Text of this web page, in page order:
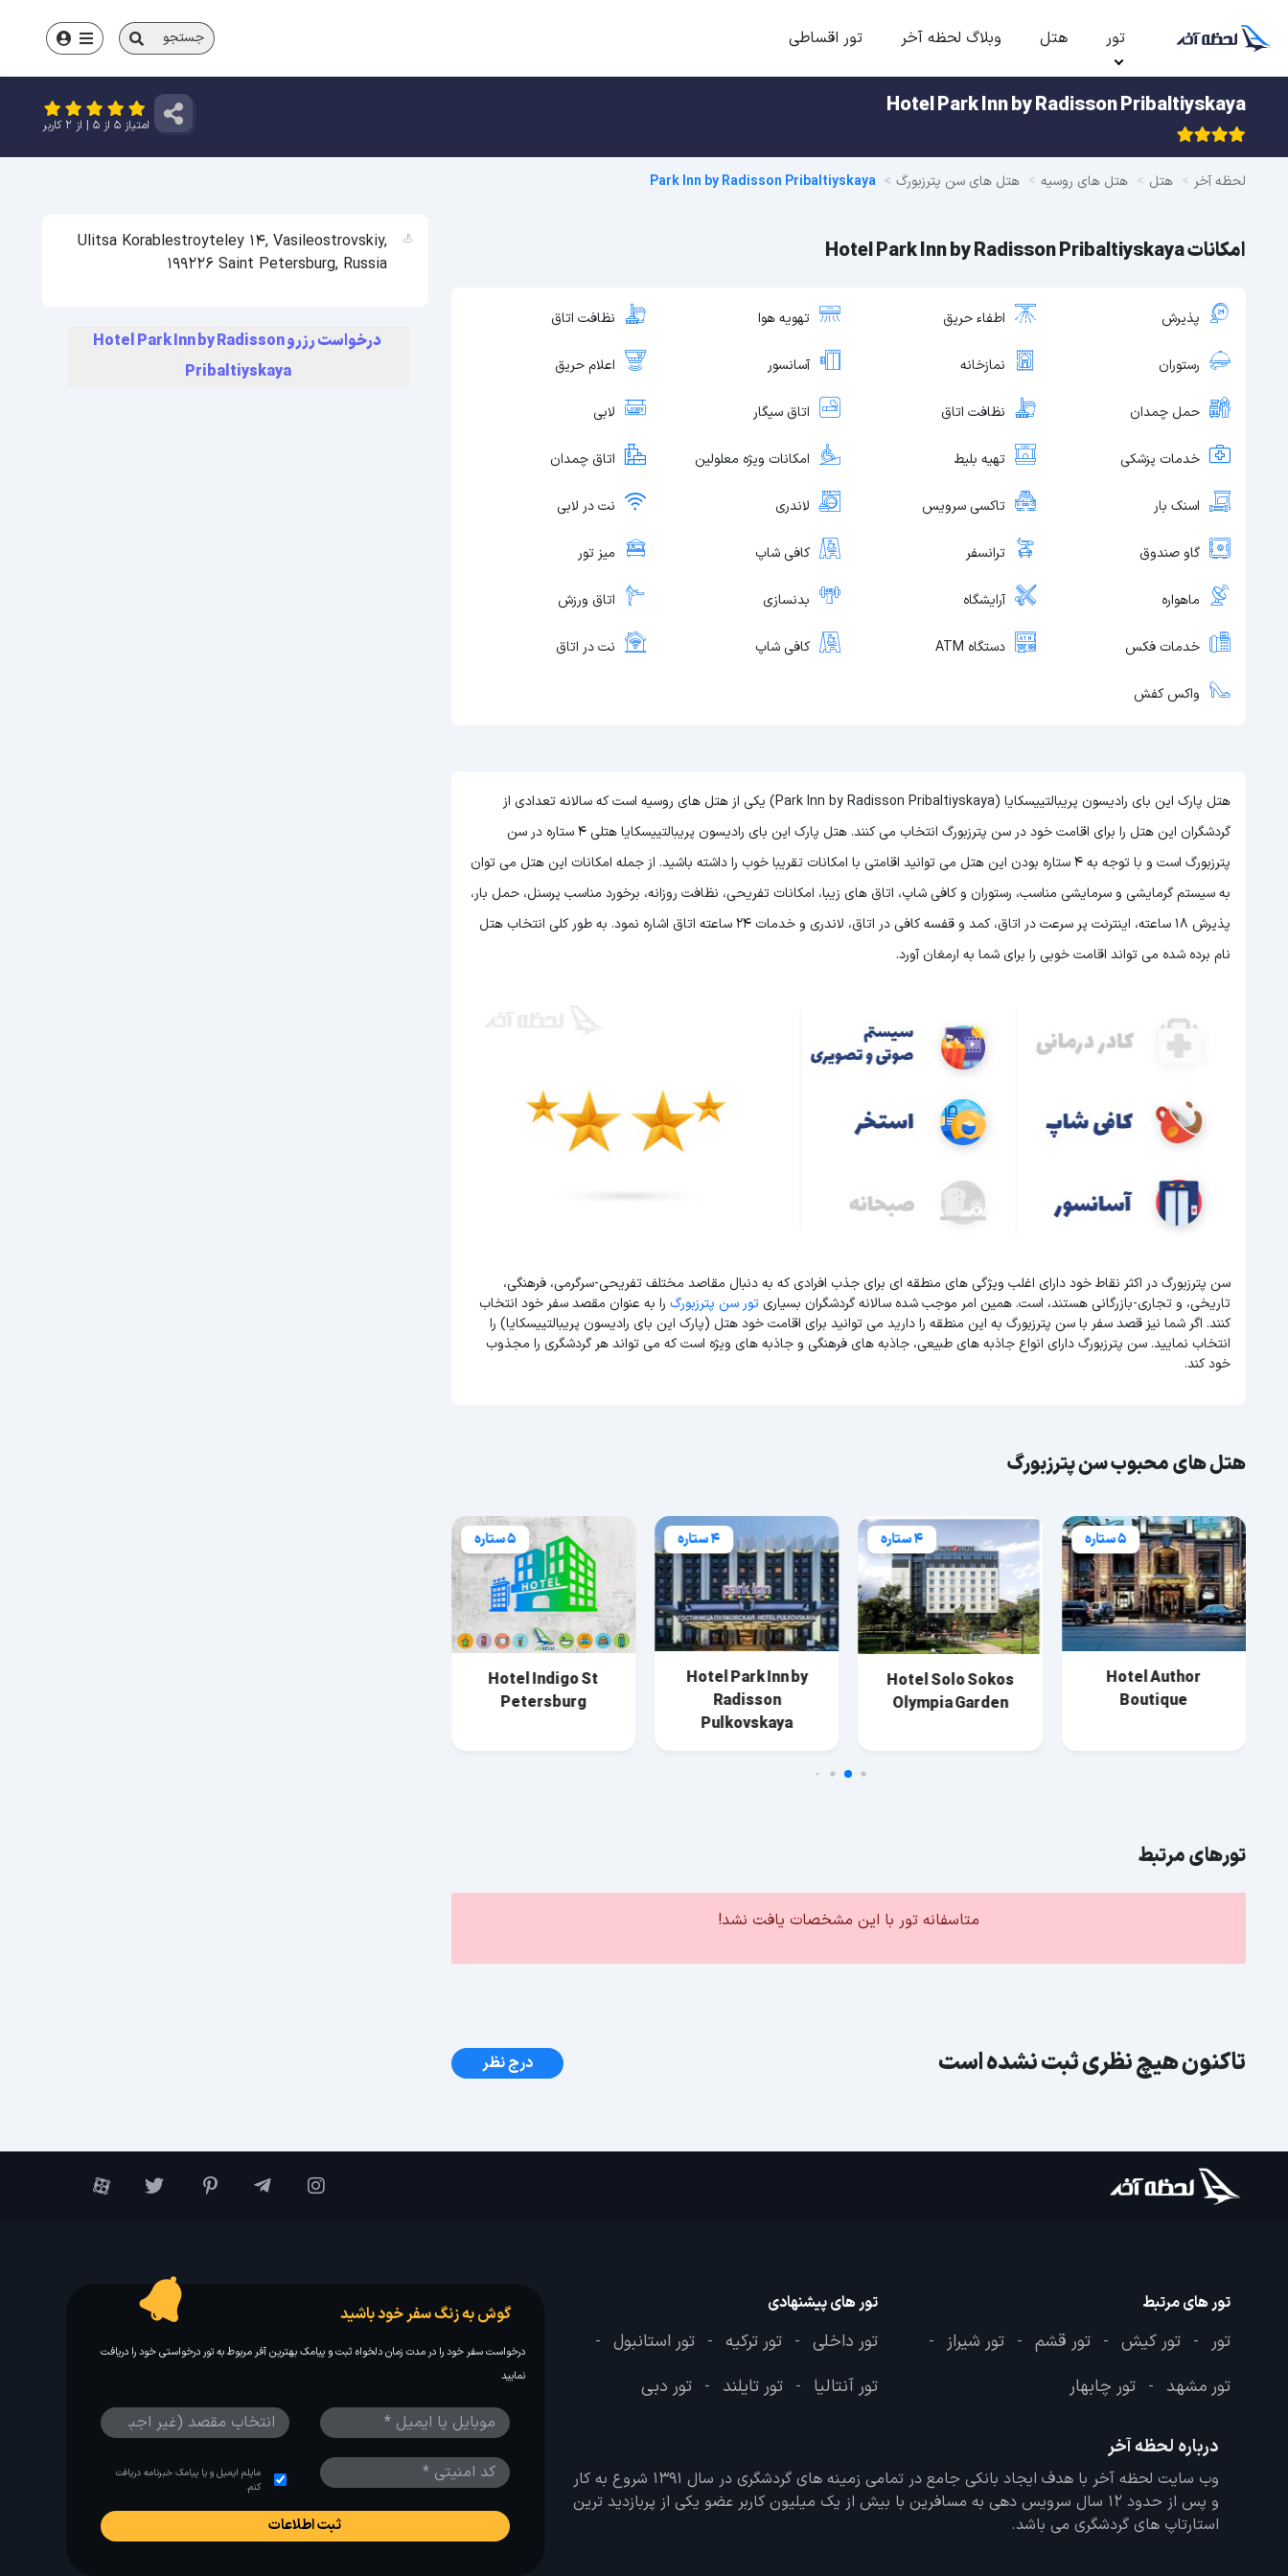
تور هتل وبلاگ لحظه آخر تور اقساطی جستجو
Hotel Park Inn by Radisson Pribaltiyskaya
امتیاز 5 از 5 | از 2 کاربر
لحظه آخر هتل هتل های روسیه هتل های سن پترزبورگ Park Inn by Radisson Pribaltiyskaya
امکانات Hotel Park Inn by Radisson Pribaltiyskaya
پذیرش اطفاء حریق تهویه هوا نظافت اتاق
رستوران نمازخانه آسانسور اعلام حریق
حمل چمدان نظافت اتاق اتاق سیگار لابی
خدمات پزشکی تهیه بلیط امکانات ویژه معلولین اتاق چمدان
اسنک بار تاکسی سرویس لاندری نت در لابی
گاو صندوق ترانسفر کافی شاپ میز تور
ماهواره آرایشگاه بدنسازی اتاق ورزش
خدمات فکس دستگاه ATM کافی شاپ نت در اتاق
واکس کفش
هتل پارک این بای رادیسون پریبالتییسکایا (Park Inn by Radisson Pribaltiyskaya) یکی از هتل های روسیه است که سالانه تعدادی از
گردشگران این هتل را برای اقامت خود در سن پترزبورگ انتخاب می کنند. هتل پارک این بای رادیسون پریبالتییسکایا هتلی 4 ستاره در سن
پترزبورگ است و با توجه به 4 ستاره بودن این هتل
می توانید اقامتی با امکانات تقریبا خوب را داشته باشید. از جمله امکانات این هتل می توان
به سیستم گرمایشی و سرمایشی مناسب، رستوران و کافی شاپ، اتاق های زیبا، امکانات تفریحی، نظافت روزانه، برخورد مناسب پرسنل، حمل بار،
پذیرش 18 ساعته، اینترنت پر سرعت در اتاق، کمد و قفسه کافی در اتاق، لاندری و خدمات 24 ساعته اتاق اشاره نمود. به طور کلی انتخاب هتل
نام برده شده می تواند اقامت خوبی را برای شما به ارمغان آورد.
سن پترزبورگ در اکثر نقاط خود دارای اغلب ویژگی های منطقه ای برای جذب افرادی که به دنبال مقاصد مختلف تفریحی-سرگرمی، فرهنگی،
تاریخی، و تجاری-بازرگانی هستند، است. همین امر موجب شده سالانه گردشگران بسیاریتور سن پترزبورگ را به عنوان مقصد سفر خود انتخاب
کنند. اگر شما نیز قصد سفر با سن پترزبورگ به این منطقه را دارید می توانید برای اقامت خود هتل (پارک این بای رادیسون پریبالتییسکایا) را
انتخاب نمایید. سن پترزبورگ دارای انواع جاذبه های طبیعی، جاذبه های فرهنگی و جاذبه های ویژه است که می تواند هر گردشگری را مجذوب
خود کند.
هتل های محبوب سن پترزبورگ
5 ستاره
Hotel Author
Boutique
4 ستاره
Hotel Solo Sokos
Olympia Garden
4 ستاره
Hotel Park Inn by
Radisson
Pulkovskaya
5 ستاره
Hotel Indigo St
Petersburg
تورهای مرتبط
متاسفانه تور با این مشخصات یافت نشد!
تاکنون هیچ نظری ثبت نشده است درج نظر
Ulitsa Korablestroyteley 14, Vasileostrovskiy,
199226 Saint Petersburg, Russia
درخواست رزرو Hotel Park Inn by Radisson
Pribaltiyskaya
تور های مرتبط
تور - تور کیش - تور قشم - تور شیراز -
تور مشهد - تور چابهار
تور های پیشنهادی
تور داخلی - تور ترکیه - تور استانبول -
تور آنتالیا - تور تایلند - تور دبی
درباره لحظه آخر
وب سایت لحظه آخر با هدف ایجاد بانکی جامع در تمامی زمینه های گردشگری در سال 1391 شروع به کار
و پس از حدود 12 سال سرویس دهی به مسافرین با بیش از یک میلیون کاربر عضو یکی از پربازدید ترین
استارتاپ های گردشگری می باشد.
گوش به زنگ سفر خود باشید
درخواست سفر خود را در مدت زمان دلخواه ثبت و پیامک بهترین آفر مربوط به تور درخواستی خود را دریافت
نمایید
مایلم ایمیل و یا پیامک خبرنامه دریافت
کنم.